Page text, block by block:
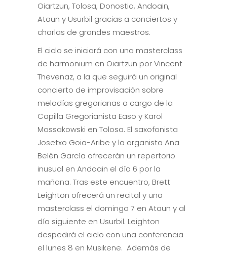
Oiartzun, Tolosa, Donostia, Andoain,
Ataun y Usurbil gracias a conciertos y
charlas de grandes maestros.
El ciclo se iniciará con una masterclass
de harmonium en Oiartzun por Vincent
Thevenaz, a la que seguirá un original
concierto de improvisación sobre
melodías gregorianas a cargo de la
Capilla Gregorianista Easo y Karol
Mossakowski en Tolosa. El saxofonista
Josetxo Goia-Aribe y la organista Ana
Belén García ofrecerán un repertorio
inusual en Andoain el día 6 por la
mañana. Tras este encuentro, Brett
Leighton ofrecerá un recital y una
masterclass el domingo 7 en Ataun y al
día siguiente en Usurbil. Leighton
despedirá el ciclo con una conferencia
el lunes 8 en Musikene. Además de